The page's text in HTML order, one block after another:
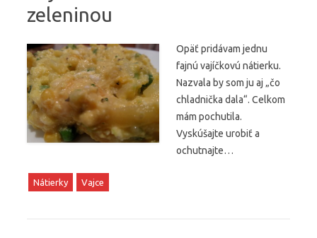
zeleninou
Opäť pridávam jednu
fajnú vajíčkovú nátierku.
Nazvala by som ju aj „čo
chladnička dala“. Celkom
mám pochutila.
Vyskúšajte urobiť a
ochutnajte…
Nátierky Vajce